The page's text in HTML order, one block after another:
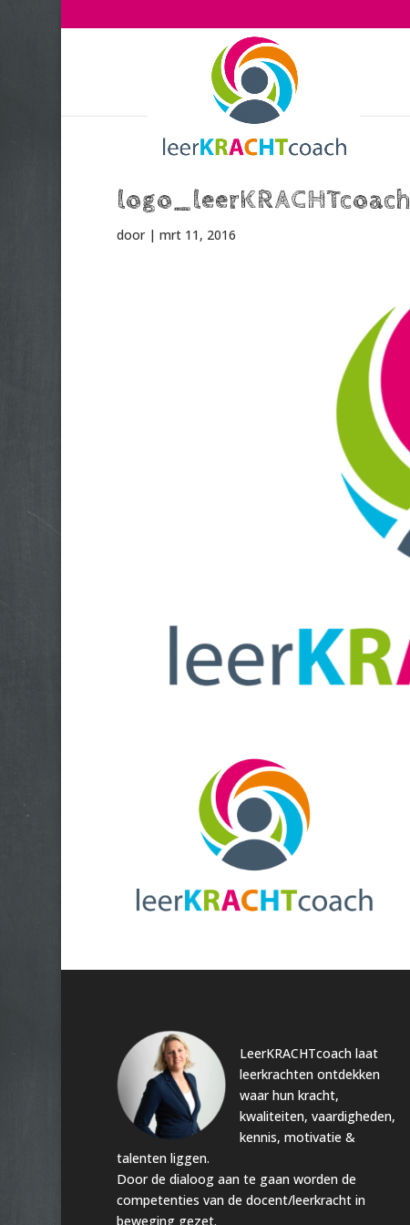
logo_leerKRACHTcoach
door | mrt 11, 2016
LeerKRACHTcoach laat
leerkrachten ontdekken
waar hun kracht,
kwaliteiten, vaardigheden,
kennis, motivatie &
talenten liggen.
Door de dialoog aan te gaan worden de
competenties van de docent/leerkracht in
beweging gezet.